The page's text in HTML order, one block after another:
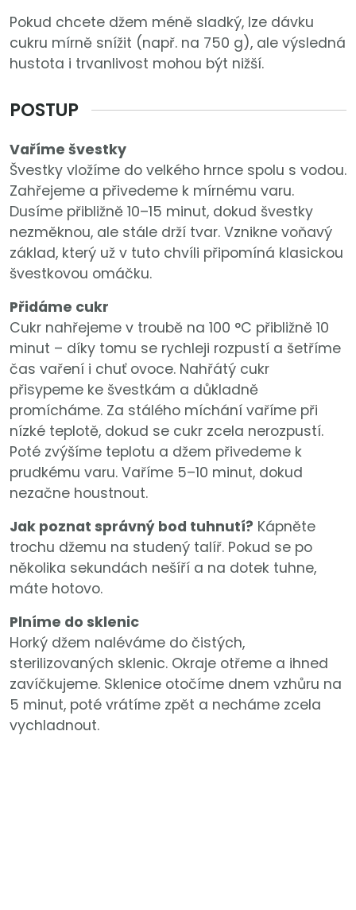
Pokud chcete džem méně sladký, lze dávku
cukru mírně snížit (např. na 750 g), ale výsledná
hustota i trvanlivost mohou být nižší.
POSTUP
Vaříme švestky
Švestky vložíme do velkého hrnce spolu s vodou.
Zahřejeme a přivedeme k mírnému varu.
Dusíme přibližně 10–15 minut, dokud švestky
nezměknou, ale stále drží tvar. Vznikne voňavý
základ, který už v tuto chvíli připomíná klasickou
švestkovou omáčku.
Přidáme cukr
Cukr nahřejeme v troubě na 100 °C přibližně 10
minut – díky tomu se rychleji rozpustí a šetříme
čas vaření i chuť ovoce. Nahřátý cukr
přisypeme ke švestkám a důkladně
promícháme. Za stálého míchání vaříme při
nízké teplotě, dokud se cukr zcela nerozpustí.
Poté zvýšíme teplotu a džem přivedeme k
prudkému varu. Vaříme 5–10 minut, dokud
nezačne houstnout.
Jak poznat správný bod tuhnutí? Kápněte
trochu džemu na studený talíř. Pokud se po
několika sekundách nešíří a na dotek tuhne,
máte hotovo.
Plníme do sklenic
Horký džem naléváme do čistých,
sterilizovaných sklenic. Okraje otřeme a ihned
zavíčkujeme. Sklenice otočíme dnem vzhůru na
5 minut, poté vrátíme zpět a necháme zcela
vychladnout.